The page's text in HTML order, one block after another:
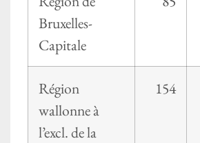
Bruxelles-
Capitale
Région
wallonne à
l’excl. de la
154